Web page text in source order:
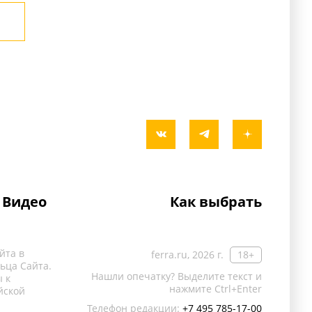
Видео Как выбрать
ferra.ru, 2026 г.
18+
Нашли опечатку? Выделите текст и
нажмите Ctrl+Enter
Телефон редакции: +7 495 785-17-00
в
Сайта.
к